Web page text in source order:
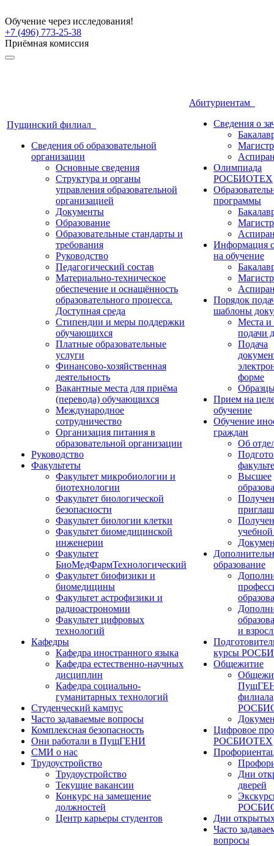
Обучение через исследования!
+7 (496) 773-25-38
Приёмная комиссия
Пущинский филиал
Сведения об образовательной
организации
Основные сведения
Структура и органы
управления образовательной
организацией
Документы
Образование
Образовательные стандарты и
требования
Руководство
Педагогический состав
Материально-техническое
обеспечение и оснащённость
образовательного процесса.
Доступная среда
Стипендии и меры поддержки
обучающихся
Платные образовательные
услуги
Финансово-хозяйственная
деятельность
Вакантные места для приёма
(перевода) обучающихся
Международное
сотрудничество
Организация питания в
образовательной организации
Руководство
Факультеты
Факультет микробиологии и
биотехнологии
Факультет биологической
безопасности
Факультет биологии клетки
Факультет биомедицинской
инженерии
Факультет
БиоМедФармТехнологический
Факультет биофизики и
биомедицины
Факультет астрофизики и
радиоастрономии
Факультет цифровых
технологий
Кафедры
Кафедра иностранного языка
Кафедра естественно-научных
дисциплин
Кафедра социально-
гуманитарных технологий
Студенческий кампус
Часто задаваемые вопросы
Комплексная безопасность
Они работали в ПущГЕНИ
СМИ о нас
Трудоустройство
Трудоустройство
Текущие вакансии
Конкурс на замещение
должностей
Центр карьеры студентов
Абитуриентам
Сведения о
Олимпиада
РОСБИОТЕХ
программы
Информация
на обучение
Порядок
шаблоны
Места и
подачи
Подача
форме
Прием на
обучение
Обучение
граждан
Об
Высшее
образование
и
курсы
Общежитие
филиала
Цифровое
РОСБИОТЕХ
Дни
дверей
Дни
Часто
вопросы